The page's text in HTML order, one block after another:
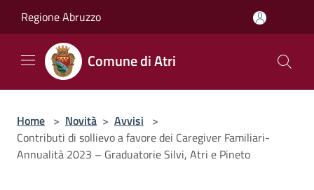
Regione Abruzzo
Comune di Atri
Home > Novità > Avvisi >
Contributi di sollievo a favore dei Caregiver Familiari-
Annualità 2023 – Graduatorie Silvi, Atri e Pineto